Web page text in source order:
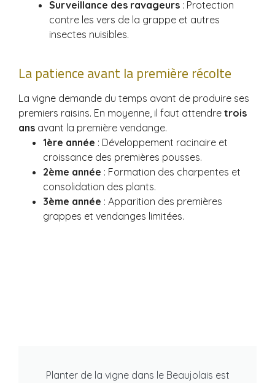
Surveillance des ravageurs : Protection
contre les vers de la grappe et autres
insectes nuisibles.
La patience avant la première récolte
La vigne demande du temps avant de produire ses
premiers raisins. En moyenne, il faut attendre trois
ans avant la première vendange.
1ère année : Développement racinaire et
croissance des premières pousses.
2ème année : Formation des charpentes et
consolidation des plants.
3ème année : Apparition des premières
grappes et vendanges limitées.
Planter de la vigne dans le Beaujolais est